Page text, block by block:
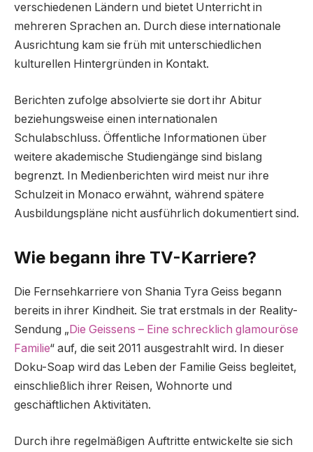
verschiedenen Ländern und bietet Unterricht in
mehreren Sprachen an. Durch diese internationale
Ausrichtung kam sie früh mit unterschiedlichen
kulturellen Hintergründen in Kontakt.
Berichten zufolge absolvierte sie dort ihr Abitur
beziehungsweise einen internationalen
Schulabschluss. Öffentliche Informationen über
weitere akademische Studiengänge sind bislang
begrenzt. In Medienberichten wird meist nur ihre
Schulzeit in Monaco erwähnt, während spätere
Ausbildungspläne nicht ausführlich dokumentiert sind.
Wie begann ihre TV-Karriere?
Die Fernsehkarriere von Shania Tyra Geiss begann
bereits in ihrer Kindheit. Sie trat erstmals in der Reality-
Sendung „Die Geissens – Eine schrecklich glamouröse
Familie“ auf, die seit 2011 ausgestrahlt wird. In dieser
Doku-Soap wird das Leben der Familie Geiss begleitet,
einschließlich ihrer Reisen, Wohnorte und
geschäftlichen Aktivitäten.
Durch ihre regelmäßigen Auftritte entwickelte sie sich